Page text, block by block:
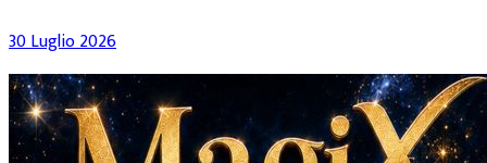
30 Luglio 2026